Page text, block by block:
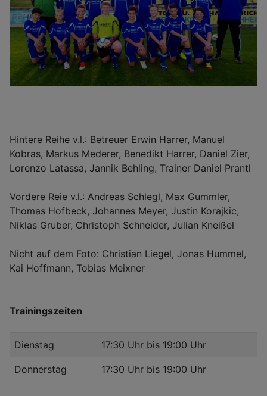
Hintere Reihe v.l.: Betreuer Erwin Harrer, Manuel
Kobras, Markus Mederer, Benedikt Harrer, Daniel Zier,
Lorenzo Latassa, Jannik Behling, Trainer Daniel Prantl
Vordere Reie v.l.: Andreas Schlegl, Max Gummler,
Thomas Hofbeck, Johannes Meyer, Justin Korajkic,
Niklas Gruber, Christoph Schneider, Julian Kneißel
Nicht auf dem Foto: Christian Liegel, Jonas Hummel,
Kai Hoffmann, Tobias Meixner
Trainingszeiten
Dienstag 17:30 Uhr bis 19:00 Uhr
Donnerstag 17:30 Uhr bis 19:00 Uhr